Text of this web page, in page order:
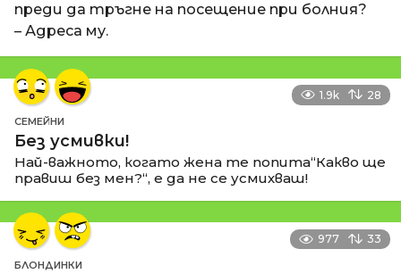
преди да тръгне на посещение при болния?
– Адреса му.
1.9k 28
СЕМЕЙНИ
Без усмивки!
Най-важното, когато жена те попита“Какво ще
правиш без мен?“, е да не се усмихваш!
977 33
БЛОНДИНКИ